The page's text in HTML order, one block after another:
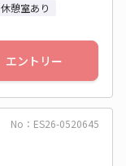
休憩室あり
エントリー
No：ES26-0520645